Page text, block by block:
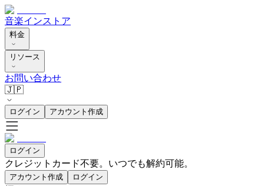
音楽インストア
料金
リソース
お問い合わせ
🇯🇵
ログイン アカウント作成
ログイン
クレジットカード不要。いつでも解約可能。
アカウント作成 ログイン